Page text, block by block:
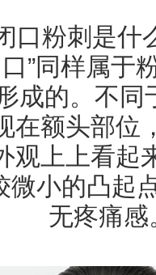
口粉刺是什
”同样属于
成的。不同
在额头部位
观上上看起
微小的凸起
无疼痛感